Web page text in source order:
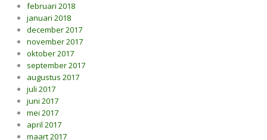
februari 2018
januari 2018
december 2017
november 2017
oktober 2017
september 2017
augustus 2017
juli 2017
juni 2017
mei 2017
april 2017
maart 2017